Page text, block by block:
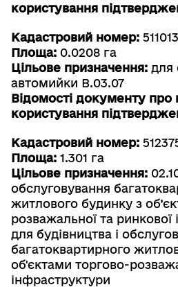
користування
Кадастровий номер:
Площа: 0.0208 га
Цільове призначення: для
автомийки B.03.07
Відомості документу про
користування
Кадастровий номер:
Площа: 1.301 га
Цільове призначення:
обслуговування
житлового будинку з
розважальної та ринкової
для будівництва і
багатоквартирного
об'єктами торгово-
інфраструктури